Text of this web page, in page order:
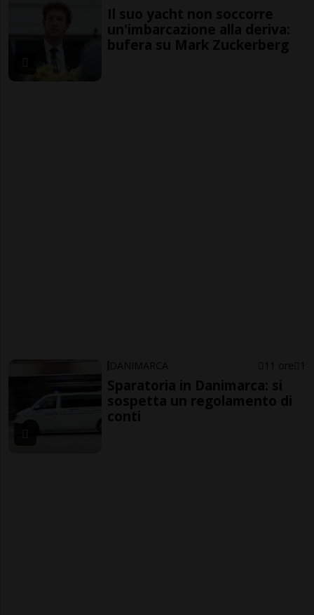
Il suo yacht non soccorre
un'imbarcazione alla deriva:
bufera su Mark Zuckerberg
DANIMARCA 11 ore 1
Sparatoria in Danimarca: si
sospetta un regolamento di
conti